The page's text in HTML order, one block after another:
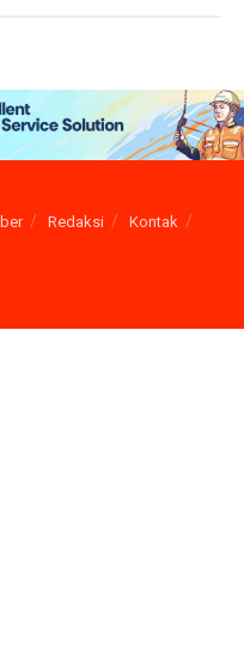
Redaksi
Kontak